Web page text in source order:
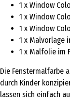
1 x Window
1 x Window
1 x Window
1 x Malvorlage
1 x Malfolie im
Die Fenstermalfarbe
durch Kinder
lassen sich einfach